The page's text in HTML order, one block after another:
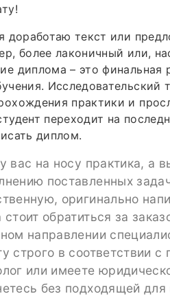
доработаю текст или
более лаконичный или,
диплома – это
Исследовательский
практики и
переходит на
диплом.
вас на носу практика, а
поставленных
оригинально
стоит обратиться за
направлении
строго в соответствии
или имеете
без подходящей